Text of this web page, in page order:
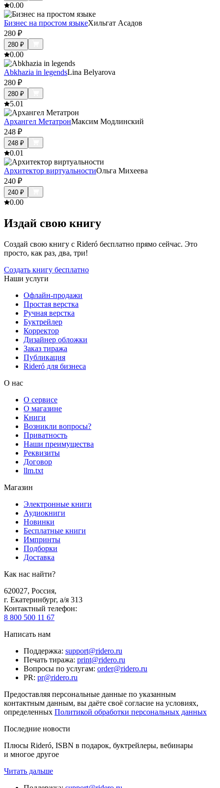
0.00
Бизнес на простом языкеХильгат Асадов
280 ₽
280 ₽
0.00
Abkhazia in legendsLina Belyarova
280 ₽
280 ₽
5.01
Архангел МетатронМаксим Модлинский
248 ₽
248 ₽
0.01
Архитектор виртуальностиОльга Михеева
240 ₽
240 ₽
0.00
Издай свою книгу
Создай свою книгу с Rideró бесплатно прямо сейчас. Это
просто, как раз, два, три!
Создать книгу бесплатно
Наши услуги
Офлайн-продажи
Простая верстка
Ручная верстка
Буктрейлер
Корректор
Дизайнер обложки
Заказ тиража
Публикация
Rideró для бизнеса
О нас
О сервисе
О магазине
Книги
Возникли вопросы?
Приватность
Наши преимущества
Реквизиты
Договор
llm.txt
Магазин
Электронные книги
Аудиокниги
Новинки
Бесплатные книги
Импринты
Подборки
Доставка
Как нас найти?
620027, Россия,
г. Екатеринбург, а/я 313
Контактный телефон:
8 800 500 11 67
Написать нам
Поддержка: support@ridero.ru
Печать тиража: print@ridero.ru
Вопросы по услугам: order@ridero.ru
PR: pr@ridero.ru
Предоставляя персональные данные по указанным
контактным данным, вы даёте своё согласие на условиях,
определенных Политикой обработки персональных данных
Последние новости
Плюсы Rideró, ISBN в подарок, буктрейлеры, вебинары
и многое другое
Читать дальше